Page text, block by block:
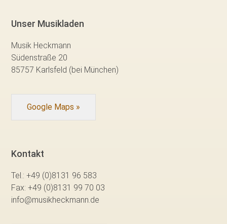
Unser Musikladen
Musik Heckmann
Südenstraße 20
85757 Karlsfeld (bei München)
Google Maps »
Kontakt
Tel.:+49 (0)8131 96 583
Fax:+49 (0)8131 99 70 03
info@musikheckmann.de